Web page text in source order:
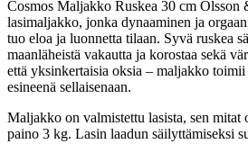
Cosmos Maljakko Ruskea 30 cm Olsson
lasimaljakko, jonka dynaaminen ja
tuo eloa ja luonnetta tilaan. Syvä ruskea
maanläheistä vakautta ja korostaa sekä
että yksinkertaisia oksia – maljakko
esineenä sellaisenaan.
Maljakko on valmistettu lasista, sen mitat
paino 3 kg. Lasin laadun säilyttämiseksi